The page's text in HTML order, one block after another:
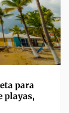
para
playas,